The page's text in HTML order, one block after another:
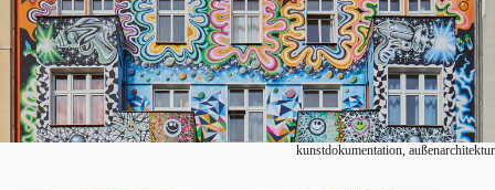
kunstdokumentation, außenarchitektur